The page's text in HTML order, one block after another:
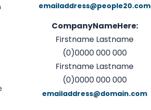
emailaddress@people20.com
CompanyNameHere:
Firstname Lastname
(0)0000 000 000
Firstname Lastname
(0)0000 000 000
emailaddress@domain.com